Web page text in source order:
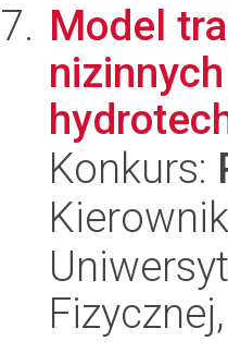
Model
Konkurs: